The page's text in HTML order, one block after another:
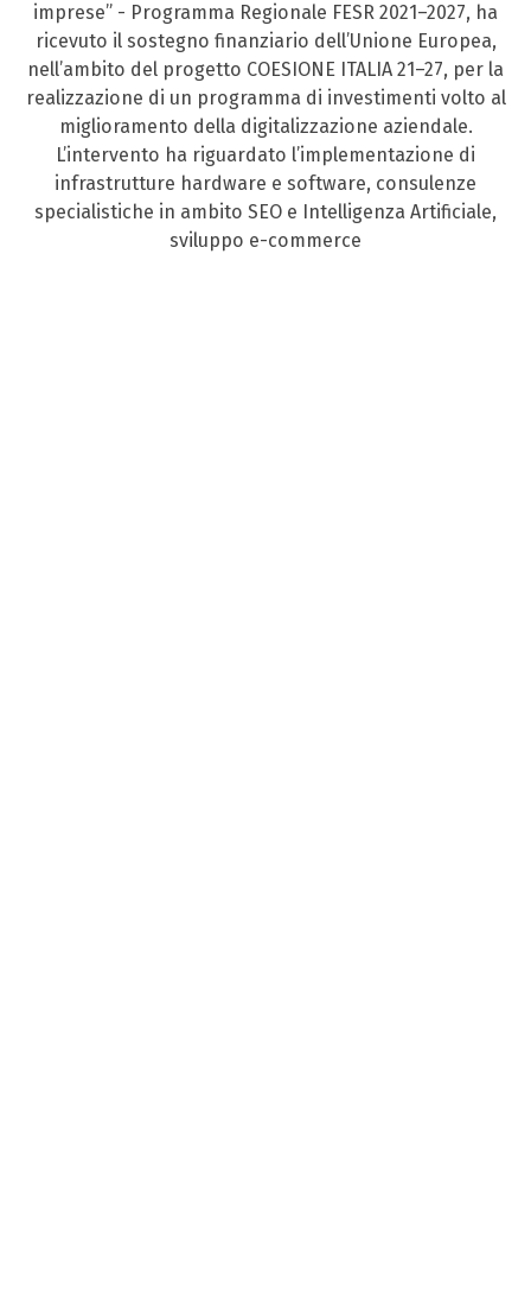
imprese” - Programma Regionale FESR 2021–2027, ha
ricevuto il sostegno finanziario dell’Unione Europea,
nell’ambito del progetto COESIONE ITALIA 21–27, per la
realizzazione di un programma di investimenti volto al
miglioramento della digitalizzazione aziendale.
L’intervento ha riguardato l’implementazione di
infrastrutture hardware e software, consulenze
specialistiche in ambito SEO e Intelligenza Artificiale,
sviluppo e-commerce